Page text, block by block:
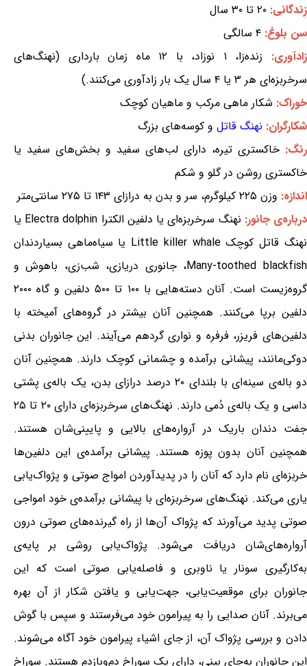
زندگانی: ۲۰ تا ۳۰ سال
سن بلوغ: ۴ سالگی
زادآوری:
زنده‌زا، ۱ نوزاد، با ۱۲ ماه زمان بارداری (نهنگ‌های
سرخربزه‌ای هر ۳ یا ۴ سال یک بار زادآوری می‌کنند.)
خوراک: شکار ماهی مرکب و ماهیان کوچک
شکارگران: نهنگ قاتل و کوسه‌های بزرگ
رنگ: خاکستری تیره، دارای لب‌های سفید و بخش‌های سفید یا
خاکستری روشن در گلو و شکم
اندازه: وزن ۲۲۵ کیلوگرم، سر و بدن به درازای ۱۴۳ تا ۲۷۵ سانتی‌متر
درباره‌ی جانور:
نهنگ سرخربزه‌ای یا دلفین الکترا Electra dolphin یا
نهنگ قاتل کوچک Little killer whale یا سیاه‌ماهی بسیاردندان
Many-toothed blackfish، جانوری دریازی، شب‌زی، باهوش و
گروه‌زیست است. آنان دسته‌هایی با ۱۰۰ تا ۵۰۰ دلفین و گاه ۲۰۰۰
دلفین برپا می‌کنند. همچنین آنان بیشتر در گروه‌های آمیخته با
دلفین‌های فریزر، فرفره و نواری گردهم می‌آیند. این جانوران بدنی
دوکی‌مانند، پیشانی برآمده و چشمانی کوچک دارند. همچنین آنان
دو باله‌ی سینه‌ای با بلندای ۲۰ درصد درازای بدن، یک باله‌ی پشتی
داسی و یک باله‌ی دُمی دارند. نهنگ‌های سرخربزه‌ای دارای ۲۰ تا ۲۵
جفت دندان باریک در آرواره‌های بالایی و پایینی‌شان هستند.
همچنین آنان بدون پوزه هستند. پیشانی برآمده‌ی این دلفین‌ها
خربزه‌ای نام دارد که آنان را در پدیدآوردن امواج صوتی و پژواک‌یابی
یاری می‌کند. نهنگ‌های سرخربزه‌ای با پیشانی برآمده‌ی خود امواجی
صوتی پدید می‌آورند که پژواک آن‌ها از راه گیرنده‌های صوتی درون
آرواره‌های‌شان دریافت می‌شود. پژواک‌یابی روشی بر پایه‌ی
به‌کارگیری سونار یا ناوبری و فاصله‌یابی صوتی است که این
جانوران برای موقعیت‌یابی، جهت‌یابی و یافتن شکار از آن بهره
می‌برند. آنان صدایی را به پیرامون خود می‌فرستند و سپس با گوش
دادن و بررسی پژواک آن، از جای اشیاء پیرامون خود آگاه می‌شوند.
این جانوران به‌جای بینی، دارای یک سوراخ دم‌وبازدم هستند. سوراخ